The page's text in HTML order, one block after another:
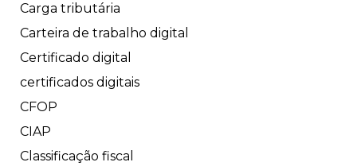
Carga tributária
Carteira de trabalho digital
Certificado digital
certificados digitais
CFOP
CIAP
Classificação fiscal